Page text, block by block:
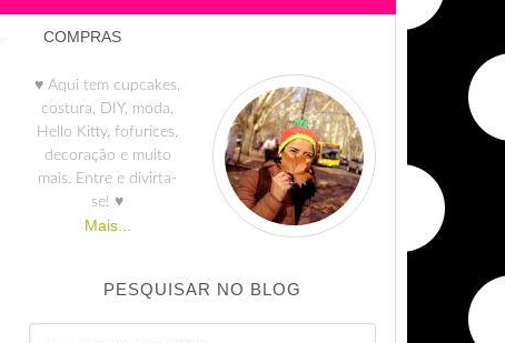
COMPRAS
♥ Aqui tem cupcakes,
costura, DIY, moda,
Hello Kitty, fofurices,
decoração e muito
mais. Entre e divirta-
se! ♥
Mais...
PESQUISAR NO BLOG